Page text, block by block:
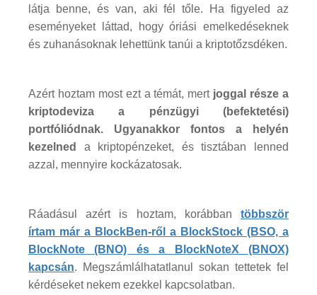
látja benne, és van, aki fél tőle. Ha figyeled az
eseményeket láttad, hogy óriási emelkedéseknek
és zuhanásoknak lehettünk tanúi a kriptotőzsdéken.
Azért hoztam most ezt a témát, mert joggal része a
kriptodeviza a pénzügyi (befektetési)
portfóliódnak. Ugyanakkor fontos a helyén
kezelned
a kriptopénzeket, és tisztában lenned
azzal, mennyire kockázatosak.
Ráadásul azért is hoztam, korábban többször
írtam már a BlockBen-ről a BlockStock (BSO, a
BlockNote (BNO) és a BlockNoteX (BNOX)
kapcsán. Megszámlálhatatlanul sokan tettetek fel
kérdéseket nekem ezekkel kapcsolatban.